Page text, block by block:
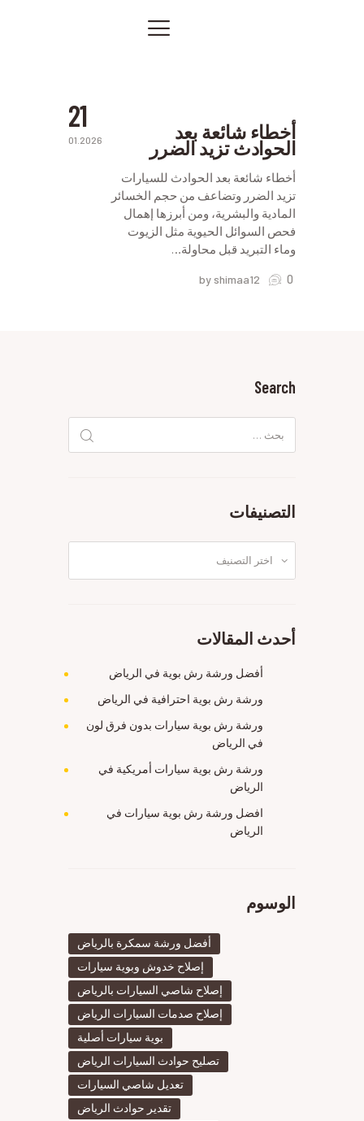
صور من أعمالنا
اتصل بنا
المقالات
PRIVACY POLICY
21
01.2026 أخطاء شائعة بعد
الحوادث تزيد الضرر
أخطاء شائعة بعد الحوادث للسيارات
تزيد الضرر وتضاعف من حجم الخسائر
المادية والبشرية، ومن أبرزها إهمال
فحص السوائل الحيوية مثل الزيوت
وماء التبريد قبل محاولة…
by shimaa12 0
Search
عن:
التصنيفات
أحدث المقالات
أفضل ورشة رش بوية في الرياض
ورشة رش بوية احترافية في الرياض
ورشة رش بوية سيارات بدون فرق لون
في الرياض
ورشة رش بوية سيارات أمريكية في
الرياض
افضل ورشة رش بوية سيارات في
الرياض
الوسوم
أفضل ورشة سمكرة بالرياض
إصلاح خدوش وبوية سيارات
إصلاح شاصي السيارات بالرياض
إصلاح صدمات السيارات الرياض
بوية سيارات أصلية
تصليح حوادث السيارات الرياض
تعديل شاصي السيارات
تقدير حوادث الرياض